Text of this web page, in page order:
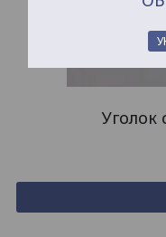
Уголок